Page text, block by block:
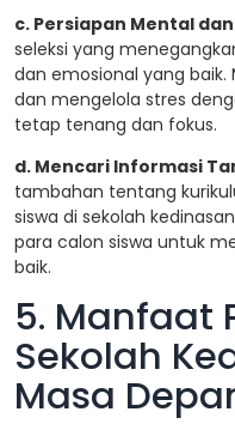
c. Persiapan Mental
seleksi yang
dan emosional yang baik.
dan mengelola stres
tetap tenang dan fokus.
d. Mencari Informasi
tambahan tentang
siswa di sekolah
para calon siswa untuk
baik.
5. Manfaat
Sekolah
Masa